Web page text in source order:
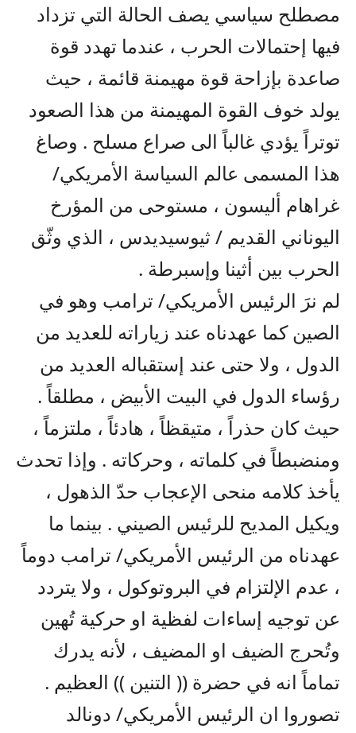
مصطلح سياسي يصف الحالة التي تزداد
فيها إحتمالات الحرب ، عندما تهدد قوة
صاعدة بإزاحة قوة مهيمنة قائمة ، حيث
يولد خوف القوة المهيمنة من هذا الصعود
توتراً يؤدي غالباً الى صراع مسلح . وصاغ
هذا المسمى عالم السياسة الأمريكي/
غراهام أليسون ، مستوحى من المؤرخ
اليوناني القديم / ثيوسيديدس ، الذي وثّق
الحرب بين أثينا وإسبرطة .
لم نرَ الرئيس الأمريكي/ ترامب وهو في
الصين كما عهدناه عند زياراته للعديد من
الدول ، ولا حتى عند إستقباله العديد من
رؤساء الدول في البيت الأبيض ، مطلقاً .
حيث كان حذراً ، متيقظاً ، هادئاً ، ملتزماً ،
ومنضبطاً في كلماته ، وحركاته . وإذا تحدث
يأخذ كلامه منحى الإعجاب حدّ الذهول ،
ويكيل المديح للرئيس الصيني . بينما ما
عهدناه من الرئيس الأمريكي/ ترامب دوماً
، عدم الإلتزام في البروتوكول ، ولا يتردد
عن توجيه إساءات لفظية او حركية تُهين
وتُحرج الضيف او المضيف ، لأنه يدرك
تماماً انه في حضرة (( التنين )) العظيم .
تصوروا ان الرئيس الأمريكي/ دونالد